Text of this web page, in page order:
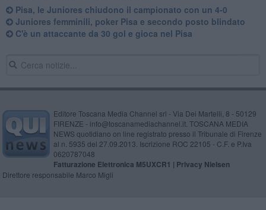
Pisa, le Juniores chiudono il campionato con un 4-0
Juniores femminili, poker Pisa e secondo posto blindato
C'è un attaccante da 30 gol e gioca nel Pisa
Editore Toscana Media Channel srl - Via Dei Martelli, 8 - 50129
FIRENZE - info@toscanamediachannel.it. TOSCANA MEDIA
NEWS quotidiano on line registrato presso il Tribunale di Firenze
al n. 5935 del 27.09.2013. Iscrizione ROC 22105 - C.F. e P.Iva
0620787048
Fatturazione Elettronica M5UXCR1 | Privacy Nielsen
Direttore responsabile Marco Migli